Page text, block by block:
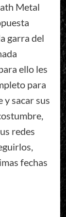
Metal
garra del
ello les
para
y sacar sus
redes
fechas